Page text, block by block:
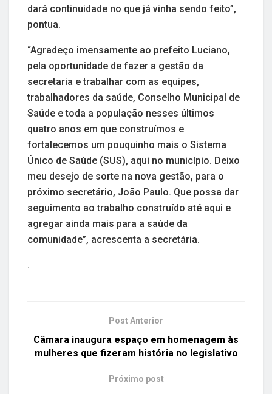
dará continuidade no que já vinha sendo feito”,
pontua.
“Agradeço imensamente ao prefeito Luciano,
pela oportunidade de fazer a gestão da
secretaria e trabalhar com as equipes,
trabalhadores da saúde, Conselho Municipal de
Saúde e toda a população nesses últimos
quatro anos em que construímos e
fortalecemos um pouquinho mais o Sistema
Único de Saúde (SUS), aqui no município. Deixo
meu desejo de sorte na nova gestão, para o
próximo secretário, João Paulo. Que possa dar
seguimento ao trabalho construído até aqui e
agregar ainda mais para a saúde da
comunidade”, acrescenta a secretária.
.
Post Anterior
Câmara inaugura espaço em homenagem às
mulheres que fizeram história no legislativo
Próximo post